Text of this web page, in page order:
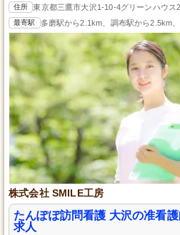
住所 東京都三鷹市大沢1-10-4グリーンハウス
最寄駅 多磨駅から2.1km、調布駅から2.5km
株式会社 SMILE工房
たんぽぽ訪問看護 大沢の准看
求人